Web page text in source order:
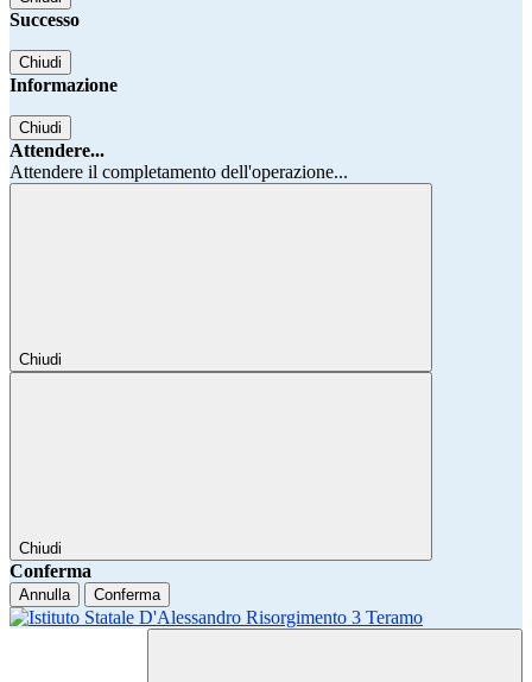
Successo
Chiudi
Informazione
Chiudi
Attendere...
Attendere il completamento dell'operazione...
Chiudi
Chiudi
Conferma
Annulla Conferma